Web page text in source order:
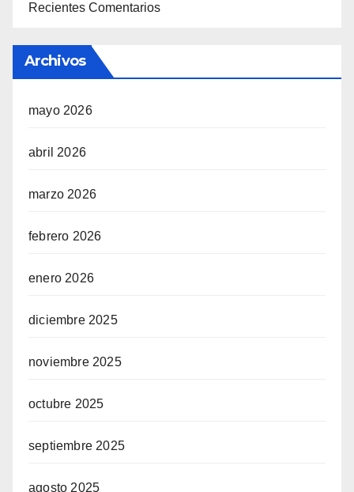
Recientes Comentarios
Archivos
mayo 2026
abril 2026
marzo 2026
febrero 2026
enero 2026
diciembre 2025
noviembre 2025
octubre 2025
septiembre 2025
agosto 2025